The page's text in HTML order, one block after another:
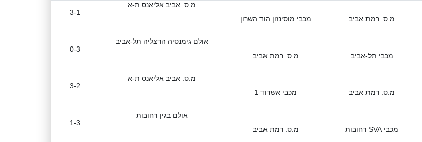
מ.ס. רמת אביב מכבי מוסינזון הוד השרון
מ.ס. אביב אליאנס ת-א
3-1
מכבי תל-אביב מ.ס. רמת אביב
אולם גימנסיה הרצליה תל-אביב
0-3
מ.ס. רמת אביב מכבי אשדוד 1
מ.ס. אביב אליאנס ת-א
3-2
מכבי SVA רחובות מ.ס. רמת אביב
אולם בגין רחובות
1-3